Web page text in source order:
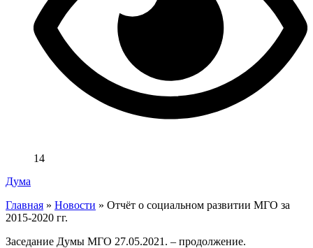
14
Дума
Главная » Новости » Отчёт о социальном развитии МГО за
2015-2020 гг.
Заседание Думы МГО 27.05.2021. – продолжение.